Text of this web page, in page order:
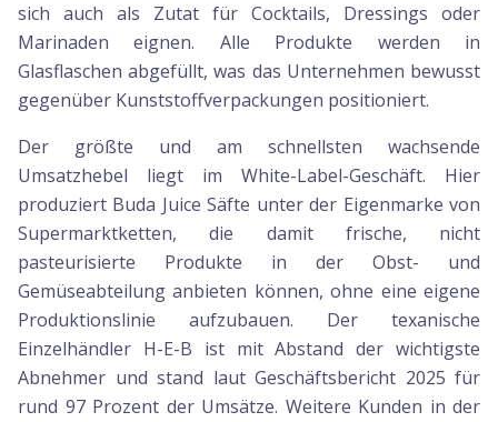
sich auch als Zutat für Cocktails, Dressings oder
Marinaden eignen. Alle Produkte werden in
Glasflaschen abgefüllt, was das Unternehmen bewusst
gegenüber Kunststoffverpackungen positioniert.
Der größte und am schnellsten wachsende
Umsatzhebel liegt im White-Label-Geschäft. Hier
produziert Buda Juice Säfte unter der Eigenmarke von
Supermarktketten, die damit frische, nicht
pasteurisierte Produkte in der Obst- und
Gemüseabteilung anbieten können, ohne eine eigene
Produktionslinie aufzubauen. Der texanische
Einzelhändler H-E-B ist mit Abstand der wichtigste
Abnehmer und stand laut Geschäftsbericht 2025 für
rund 97 Prozent der Umsätze. Weitere Kunden in der